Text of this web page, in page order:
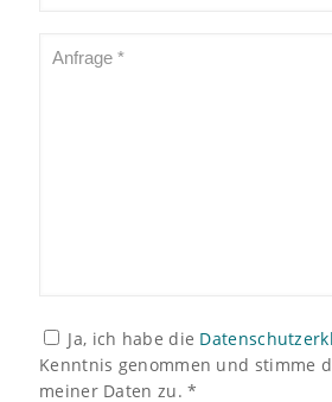
Ja, ich habe die
Kenntnis genommen und stimme
meiner Daten zu. *